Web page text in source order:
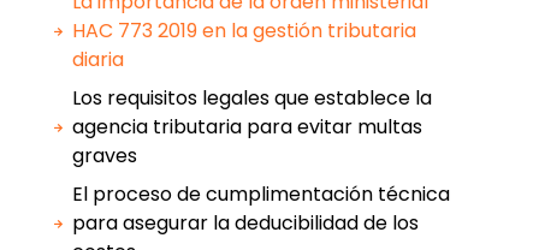
HAC 773 2019 en la gestión tributaria
diaria
Los requisitos legales que establece la
agencia tributaria para evitar multas
graves
El proceso de cumplimentación técnica
para asegurar la deducibilidad de los